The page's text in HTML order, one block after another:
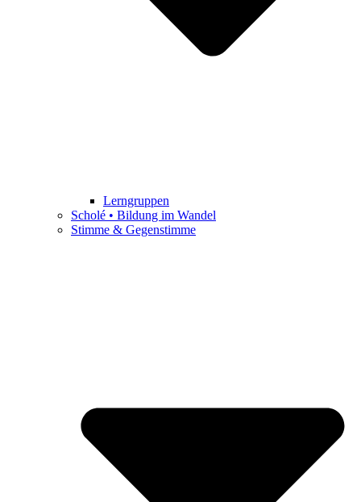
Lerngruppen
Scholé • Bildung im Wandel
Stimme & Gegenstimme